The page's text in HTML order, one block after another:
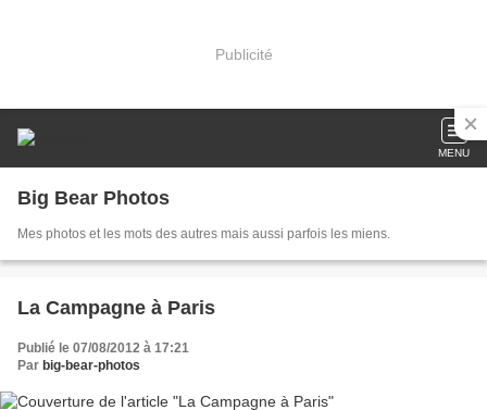
Publicité
MENU
Big Bear Photos
Mes photos et les mots des autres mais aussi parfois les miens.
La Campagne à Paris
Publié le 07/08/2012 à 17:21
Par big-bear-photos